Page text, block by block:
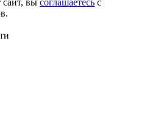
сайт, вы соглашаетесь с